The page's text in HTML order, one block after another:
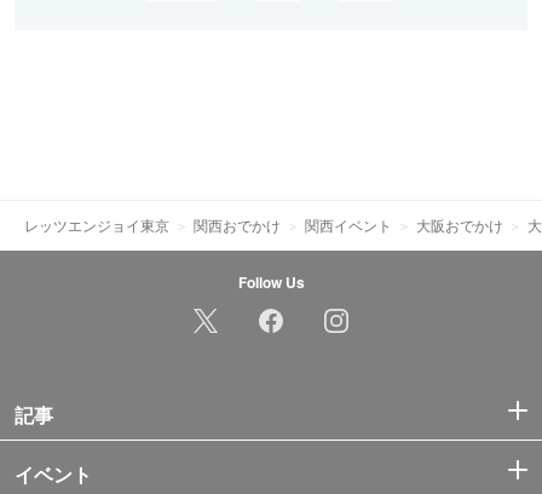
レッツエンジョイ東京 関西おでかけ 関西イベント 大阪おでかけ
Follow Us
記事
イベント